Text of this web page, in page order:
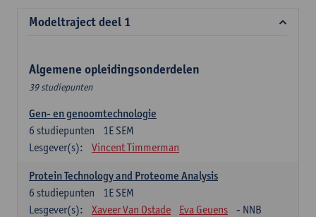
Modeltraject deel 1
Algemene opleidingsonderdelen
39 studiepunten
Gen- en genoomtechnologie
1E SEM
6 studiepunten
Lesgever(s):
Vincent Timmerman
Protein Technology and Proteome Analysis
1E SEM
6 studiepunten
Lesgever(s):
Xaveer Van Ostade Eva Geuens - NNB